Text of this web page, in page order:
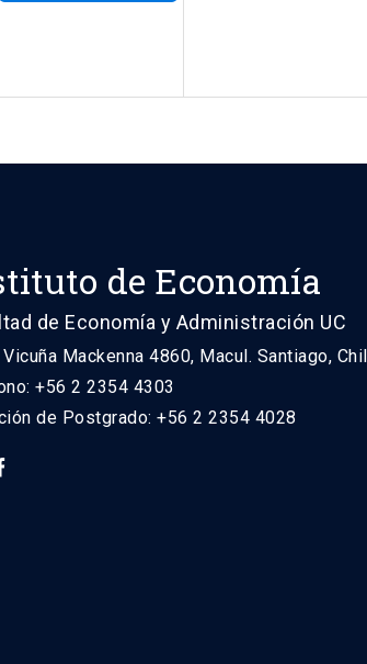
de Economía
de Economía y Administración UC
Vicuña Mackenna 4860, Macul. Santiago,
+56 2 2354 4303
de Postgrado: +56 2 2354 4028